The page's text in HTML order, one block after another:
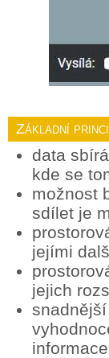
Základní
data
kde se
možnost
sdílet je
jejími
jejich